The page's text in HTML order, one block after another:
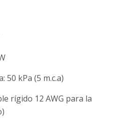
50 kPa (5 m.c.a)
rígido 12 AWG para la